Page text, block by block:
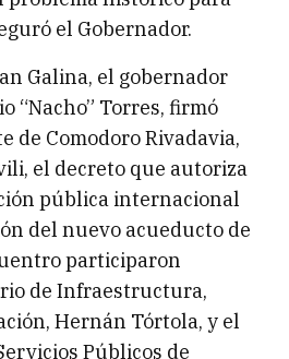
el Gobernador.
Galina, el gobernador
“Nacho” Torres, firmó
de Comodoro Rivadavia,
el decreto que autoriza
pública internacional
del nuevo acueducto de
participaron
de Infraestructura,
Hernán Tórtola, y el
Públicos de